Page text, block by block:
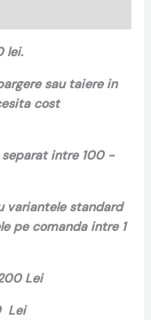
lei.
sau taiere in
cost
separat intre 100 -
variantele standard
pe comanda intre 1
Lei
Lei